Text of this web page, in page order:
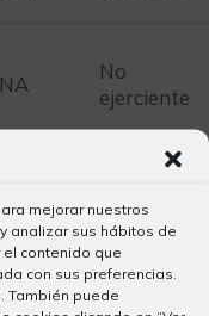
mejorar nuestros
analizar sus hábitos de
contenido que
con sus preferencias.
También puede
No
ejerciente
Ejerciente
No
ejerciente